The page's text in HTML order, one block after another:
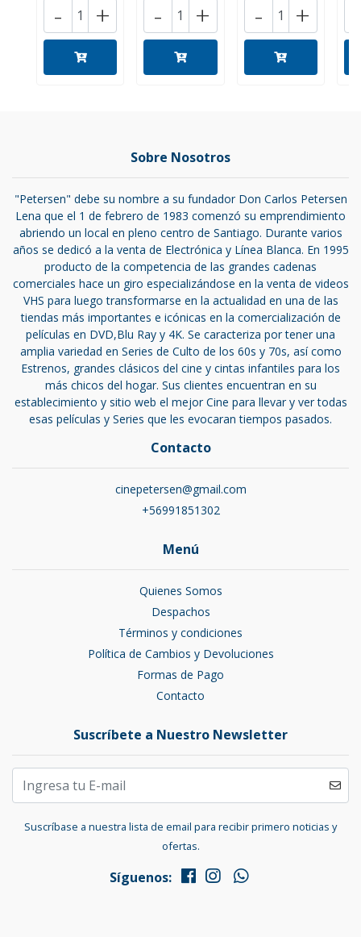
+
- +
- +
-
Sobre Nosotros
"Petersen" debe su nombre a su fundador Don Carlos Petersen
Lena que el 1 de febrero de 1983 comenzó su emprendimiento
abriendo un local en pleno centro de Santiago. Durante varios
años se dedicó a la venta de Electrónica y Línea Blanca. En 1995
producto de la competencia de las grandes cadenas
comerciales hace un giro especializándose en la venta de videos
VHS para luego transformarse en la actualidad en una de las
tiendas más importantes e icónicas en la comercialización de
películas en DVD,Blu Ray y 4K. Se caracteriza por tener una
amplia variedad en Series de Culto de los 60s y 70s, así como
Estrenos, grandes clásicos del cine y cintas infantiles para los
más chicos del hogar. Sus clientes encuentran en su
establecimiento y sitio web el mejor Cine para llevar y ver todas
esas películas y Series que les evocaran tiempos pasados.
Contacto
cinepetersen@gmail.com
+56991851302
Menú
Quienes Somos
Despachos
Términos y condiciones
Política de Cambios y Devoluciones
Formas de Pago
Contacto
Suscríbete a Nuestro Newsletter
Suscríbase a nuestra lista de email para recibir primero noticias y
ofertas.
Síguenos: